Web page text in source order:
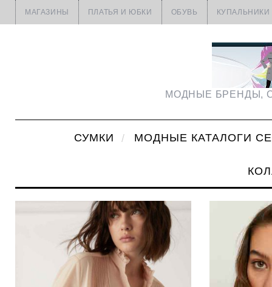
МАГАЗИНЫ ПЛАТЬЯ И ЮБКИ ОБУВЬ КУПАЛЬНИКИ
МОДНЫЕ БРЕНДЫ,
СУМКИ МОДНЫЕ КАТАЛОГИ